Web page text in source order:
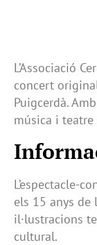
L’Associació
concert
Puigcerdà.
música i
L’espectacle-
els 15 anys de
il·lustracions
cultural.